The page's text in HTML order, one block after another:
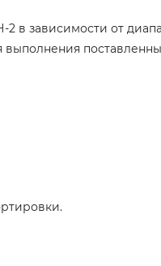
в зависимости от